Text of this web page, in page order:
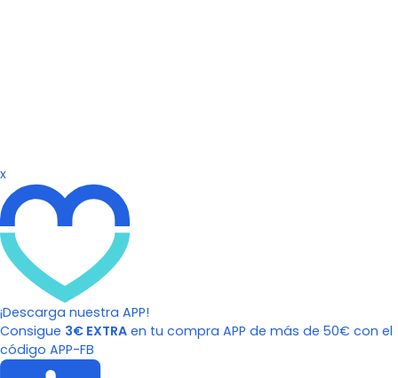
x
¡Descarga nuestra APP!
Consigue 3€ EXTRA en tu compra APP de más de 50€ con el
código APP-FB